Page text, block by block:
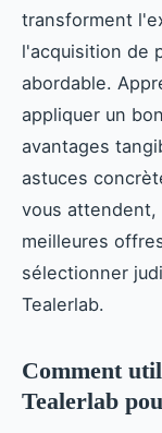
transforment
l'acquisition de
abordable.
appliquer un
avantages
astuces
vous attendent,
meilleures
sélectionner
Tealerlab.
Comment
Tealerlab